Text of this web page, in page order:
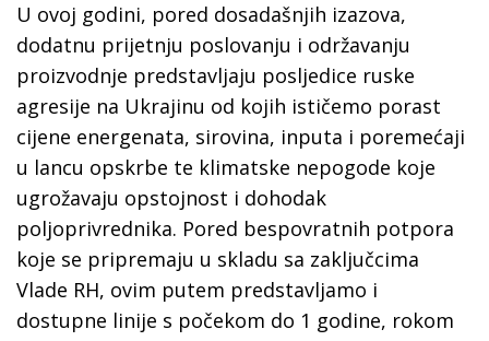
U ovoj godini, pored dosadašnjih izazova,
dodatnu prijetnju poslovanju i održavanju
proizvodnje predstavljaju posljedice ruske
agresije na Ukrajinu od kojih ističemo porast
cijene energenata, sirovina, inputa i poremećaji
u lancu opskrbe te klimatske nepogode koje
ugrožavaju opstojnost i dohodak
poljoprivrednika. Pored bespovratnih potpora
koje se pripremaju u skladu sa zaključcima
Vlade RH, ovim putem predstavljamo i
dostupne linije s počekom do 1 godine, rokom